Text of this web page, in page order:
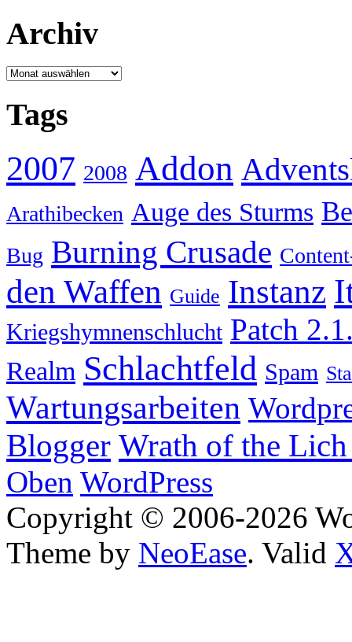
Archiv
Archiv
Tags
2007 2008 Addon
Arathibecken Auge des Sturms
Bug Burning Crusade
den Waffen Guide Instanz
Kriegshymnenschlucht Patch
Realm Schlachtfeld Spam
Wartungsarbeiten
Blogger Wrath of the
Oben WordPress
Copyright © 2006-2026
Theme by NeoEase. Valid